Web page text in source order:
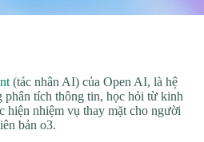
(tác nhân AI) của Open AI, là hệ
phân tích thông tin, học hỏi từ kinh
hiện nhiệm vụ thay mặt cho người
bản o3.